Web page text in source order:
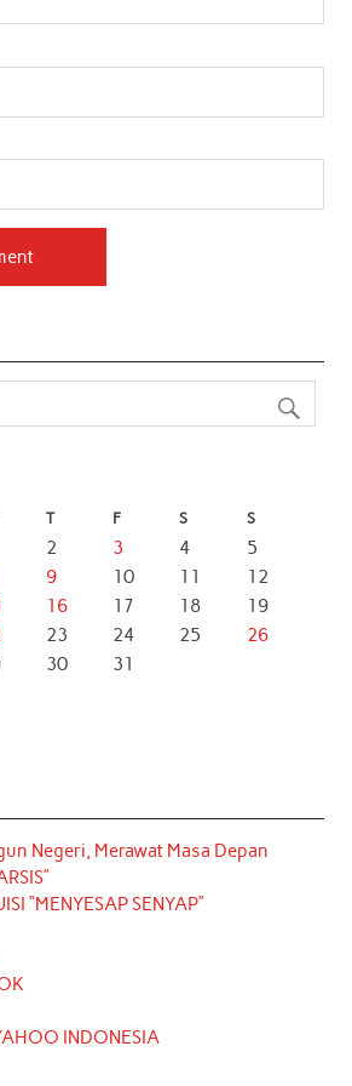
T F S S
2 3 4
5
9 10 11
12
16 17 18
19
23 24 25
26
30
31
Negeri, Merawat Masa Depan
“MENYESAP SENYAP”
INDONESIA